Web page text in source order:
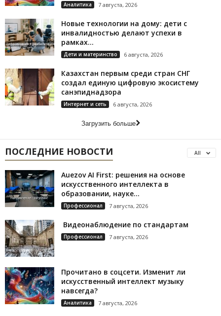
Аналитика 7 августа, 2026
Новые технологии на дому: дети с
инвалидностью делают успехи в
рамках...
Дети и материнство 6 августа, 2026
Казахстан первым среди стран СНГ
создал единую цифровую экосистему
санэпиднадзора
Интернет и сеть 6 августа, 2026
Загрузить больше
ПОСЛЕДНИЕ НОВОСТИ All
Auezov AI First: решения на основе
искусственного интеллекта в
образовании, науке...
Профессионал 7 августа, 2026
Видеонаблюдение по стандартам
Профессионал 7 августа, 2026
Прочитано в соцсети. Изменит ли
искусственный интеллект музыку
навсегда?
Аналитика 7 августа, 2026